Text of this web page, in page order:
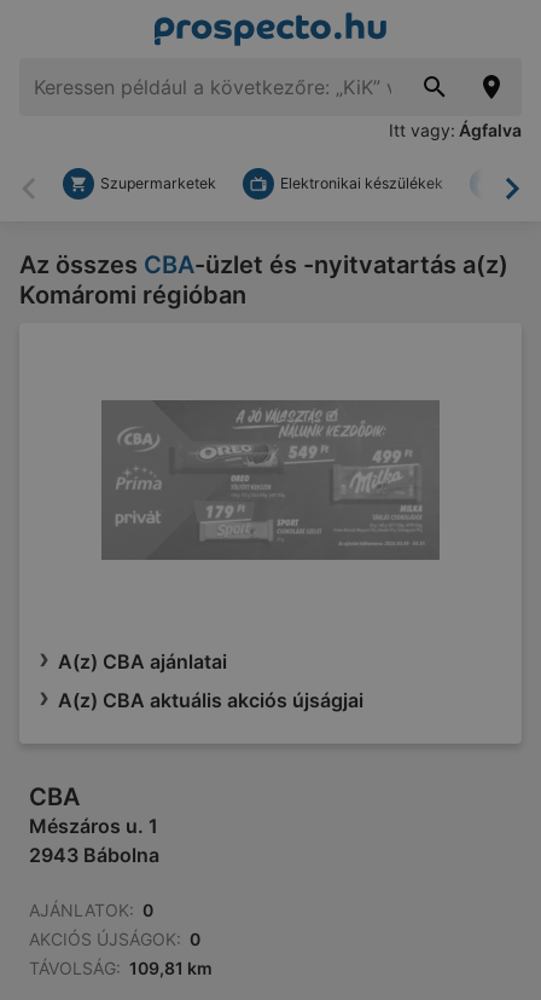
Itt vagy: Ágfalva
Vissza
Szupermarketek Elektronikai készülékek
Az összes CBA-üzlet és -nyitvatartás a(z)
Komáromi régióban
A(z) CBA ajánlatai
A(z) CBA aktuális akciós újságjai
CBA
Mészáros u. 1
2943 Bábolna
AJÁNLATOK: 0
AKCIÓS ÚJSÁGOK: 0
TÁVOLSÁG: 109,81 km